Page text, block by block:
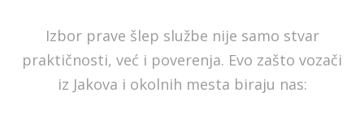
Izbor prave šlep službe nije samo stvar
praktičnosti, već i poverenja. Evo zašto vozači
iz Jakova i okolnih mesta biraju nas: